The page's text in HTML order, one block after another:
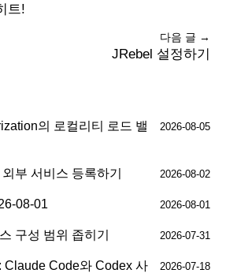
트!
다음 글 →
JRebel 설정하기
의 로컬리티 로드 밸
2026-08-05
부 서비스 등록하기 2026-08-02
08-01 2026-08-01
구성 범위 좁히기 2026-07-31
Claude Code와 Codex 사
2026-07-18